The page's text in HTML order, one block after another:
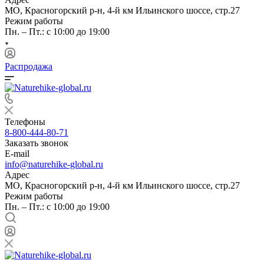
МО, Красногорский р-н, 4-й км Ильинского шоссе, стр.27
Режим работы
Пн. – Пт.: с 10:00 до 19:00
Распродажа
Телефоны
8-800-444-80-71
Заказать звонок
E-mail
info@naturehike-global.ru
Адрес
МО, Красногорский р-н, 4-й км Ильинского шоссе, стр.27
Режим работы
Пн. – Пт.: с 10:00 до 19:00